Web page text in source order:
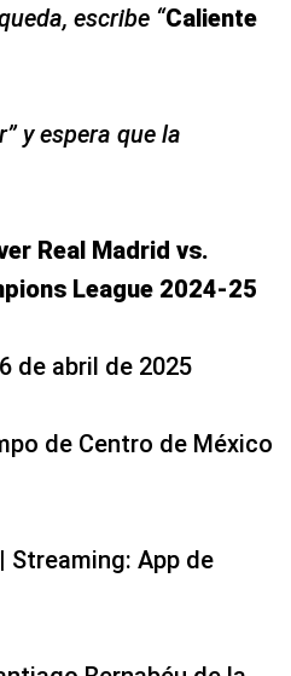
escribe “Caliente
y espera que la
Real Madrid vs.
League 2024-25
de abril de 2025
de Centro de México
Streaming: App de